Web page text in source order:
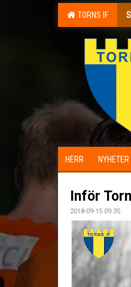
TORNS IF
HERR NYHETER
Inför
2018-09-15 09:35